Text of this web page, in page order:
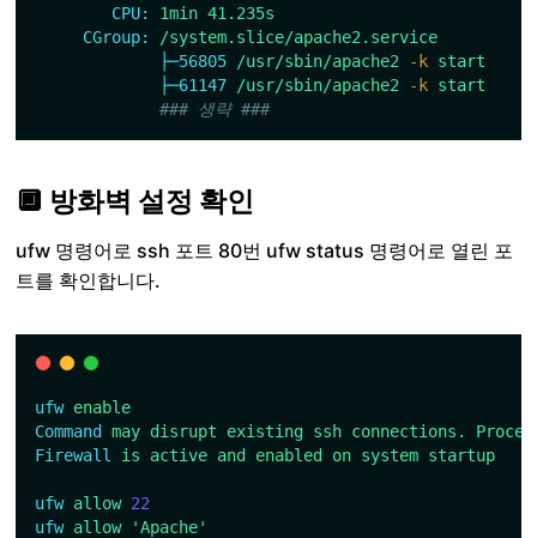
CPU:
1min 41.235s
CGroup:
/system.slice/apache2.service
├─56805
/usr/sbin/apache2 -k start
├─61147
/usr/sbin/apache2 -k start
### 생략 ###
🔲 방화벽 설정 확인
ufw 명령어로 ssh 포트 80번 ufw status 명령어로 열린 포
트를 확인합니다.
ufw enable
Command may disrupt existing ssh connections.
Firewall
is active and enabled on system startup
ufw allow 22
ufw allow 'Apache'